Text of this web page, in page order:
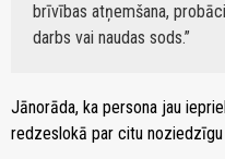
brīvības atņemšana,
darbs vai naudas sods.
Jānorāda, ka persona jau
redzeslokā par citu